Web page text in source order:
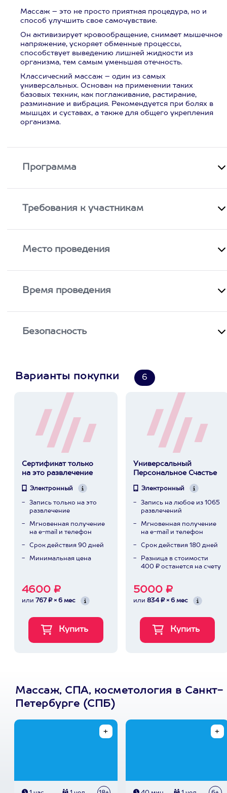
Массаж – это не просто приятная процедура, но и
способ улучшить свое самочувствие.
Он активизирует кровообращение, снимает мышечное
напряжение, ускоряет обменные процессы,
способствует выведению лишней жидкости из
организма, тем самым уменьшая отечность.
Классический массаж – один из самых
универсальных. Основан на применении таких
базовых техник, как поглаживание, растирание,
разминание и вибрация. Рекомендуется при болях в
мышцах и суставах, а также для общего укрепления
организма.
Программа
Требования к участникам
Место проведения
Время проведения
Безопасность
Варианты покупки 6
Сертификат только
на это развлечение
Электронный
Запись только на это
развлечение
Мгновенная получение
на e-mail и телефон
Срок действия 90 дней
Минимальная цена
4600 ₽
или 767 ₽ × 6 мес
Универсальный
Персональное Счастье
Электронный
Запись на любое из 1065
развлечений
Мгновенная получение
на e-mail и телефон
Срок действия 180 дней
Разница в стоимости
400 ₽ останется на счету
5000 ₽
или 834 ₽ × 6 мес
Массаж, СПА, косметология в Санкт-
Петербурге (СПБ)